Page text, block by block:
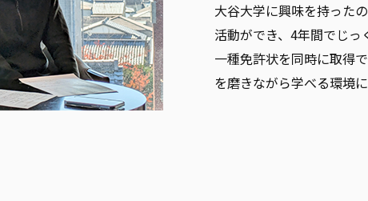
大谷大学に興味を持った
活動ができ、4年間でじ
一種免許状を同時に取得
を磨きながら学べる環境